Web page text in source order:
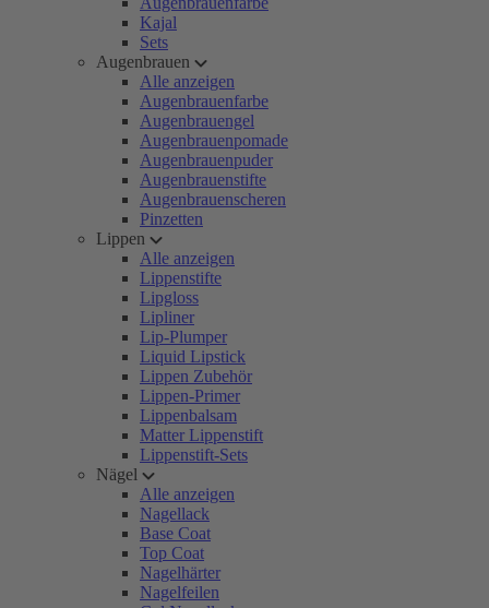
Kajal
Sets
Augenbrauen
Alle anzeigen
Augenbrauenfarbe
Augenbrauengel
Augenbrauenpomade
Augenbrauenpuder
Augenbrauenstifte
Augenbrauenscheren
Pinzetten
Lippen
Alle anzeigen
Lippenstifte
Lipgloss
Lipliner
Lip-Plumper
Liquid Lipstick
Lippen Zubehör
Lippen-Primer
Lippenbalsam
Matter Lippenstift
Lippenstift-Sets
Nägel
Alle anzeigen
Nagellack
Base Coat
Top Coat
Nagelhärter
Nagelfeilen